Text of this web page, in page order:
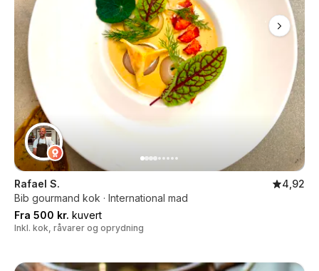
Rafael S.
4,92
Bib gourmand kok · International mad
Fra 500 kr. kuvert
Inkl. kok, råvarer og oprydning